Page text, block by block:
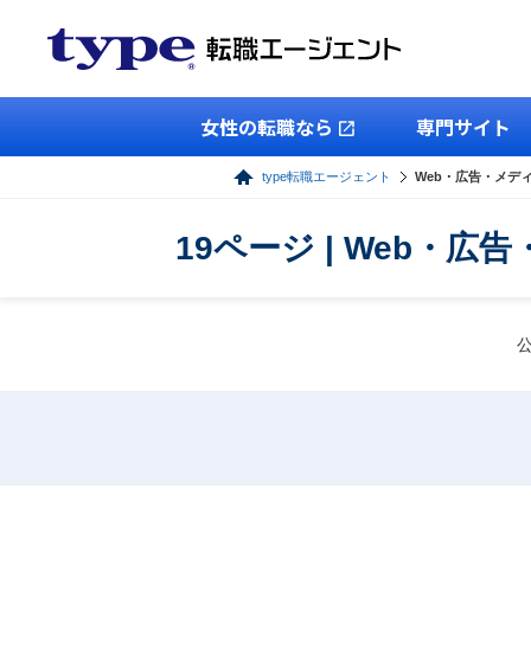
女性の転職なら 専門サイト
type転職エージェント Web・広告・メデ
19ページ | Web・広告